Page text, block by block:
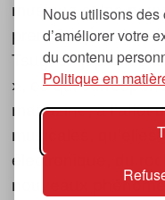
Nous utilisons des
d’améliorer votre
du contenu
Politique en
musique et les
première parution
Tsugi en japonais
», ce qui
magazine, à l’affût
musicales, qu’elles
électronique, du
nouveaux